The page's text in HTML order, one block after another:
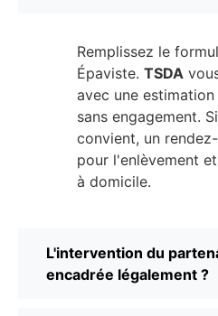
Remplissez le
Épaviste. TSDA
avec une
sans engagement.
convient, un
pour l'enlèvement
à domicile.
L'intervention du
encadrée légalement ?